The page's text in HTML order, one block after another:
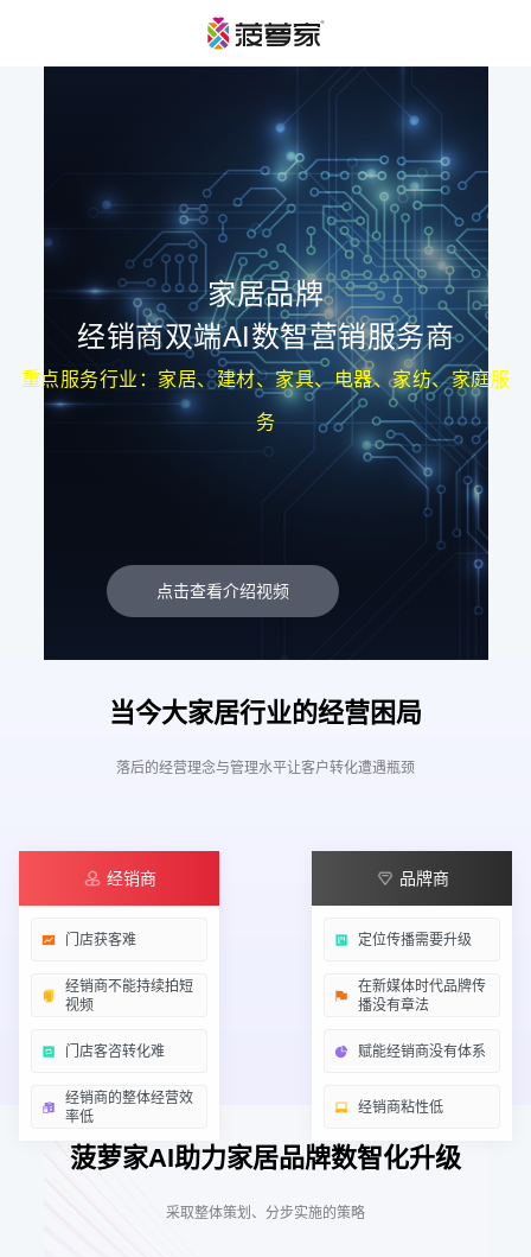
家居品牌
经销商双端AI数智营销服务商
重点服务行业：家居、建材、家具、电器、家纺、家庭服
务
点击查看介绍视频
当今大家居行业的经营困局
落后的经营理念与管理水平让客户转化遭遇瓶颈
经销商
门店获客难
经销商不能持续拍短
视频
门店客咨转化难
经销商的整体经营效
率低
品牌商
定位传播需要升级
在新媒体时代品牌传
播没有章法
赋能经销商没有体系
经销商粘性低
菠萝家AI助力家居品牌数智化升级
采取整体策划、分步实施的策略